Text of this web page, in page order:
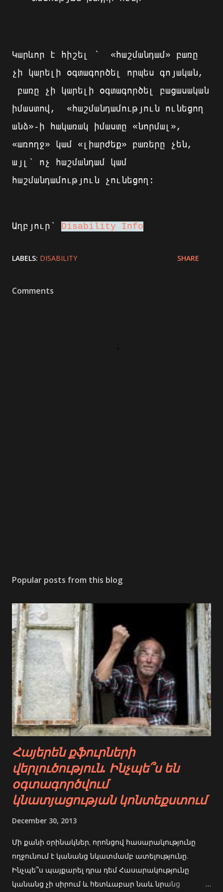
Կարևոր է հիշել ` «հաշմանդամ» բառը
չի կարելի օգտագործել որպես գոյական,
բառը չի կարելի օգտագործել բացասական
իմաստով, «հաշմանդամություն ունեցող
անձ»-ի հակառակ իմաստը «նորմալ»,
«առողջ» կամ «լիարժեք» բառերը չեն,
այլ` ոչ հաշմանդամ կամ
հաշմանդամություն չունեցող:
Աղբյուր՝ Disability Info
LABELS: DISABILITY SHARE
Comments
Popular posts from this blog
Հայերեն քֆուրների
վերլուծություն. Ինչպե՞ս են
օգտագործվում
կնատյացության կոնտեքստում
December 30, 2013
Մի քանի օրինակներ, որոնցով հասարակությունը
ողջունում է կանանց նկատմամբ ատելությունը.
Ինչպե՞ս պայքարել դրա դեմ Հասարակությունը
կանանց չի սիրում և հետևաբար նաև նրանց